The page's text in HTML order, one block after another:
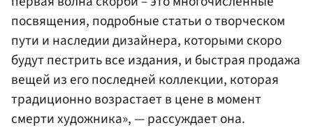
посвящения, подробные статьи о творческом
пути и наследии дизайнера, которыми скоро
будут пестрить все издания, и быстрая продажа
вещей из его последней коллекции, которая
традиционно возрастает в цене в момент
смерти художника», — рассуждает она.